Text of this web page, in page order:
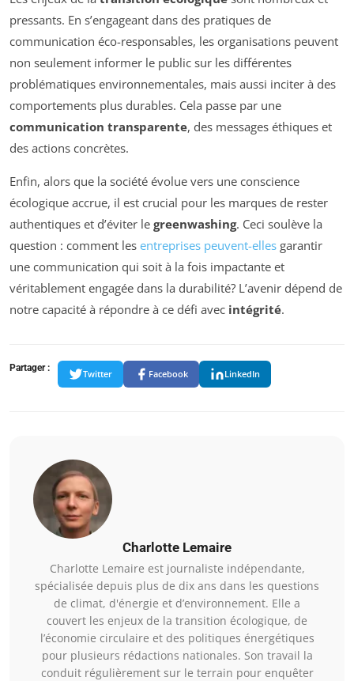
pressants. En s’engageant dans des pratiques de
communication éco-responsables, les organisations peuvent
non seulement informer le public sur les différentes
problématiques environnementales, mais aussi inciter à des
comportements plus durables. Cela passe par une
communication transparente, des messages éthiques et
des actions concrètes.
Enfin, alors que la société évolue vers une conscience
écologique accrue, il est crucial pour les marques de rester
authentiques et d’éviter le greenwashing. Ceci soulève la
question : comment les entreprises peuvent-elles garantir
une communication qui soit à la fois impactante et
véritablement engagée dans la durabilité? L’avenir dépend de
notre capacité à répondre à ce défi avec intégrité.
Partager :
Twitter Facebook LinkedIn
Charlotte Lemaire
Charlotte Lemaire est journaliste indépendante,
spécialisée depuis plus de dix ans dans les questions
de climat, d'énergie et d’environnement. Elle a
couvert les enjeux de la transition écologique, de
l’économie circulaire et des politiques énergétiques
pour plusieurs rédactions nationales. Son travail la
conduit régulièrement sur le terrain pour enquêter